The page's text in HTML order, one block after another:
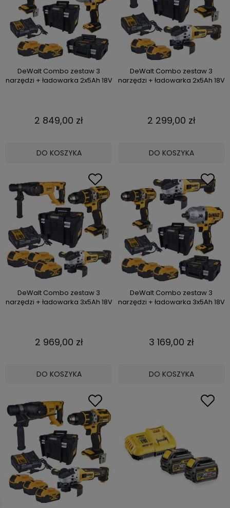
DeWalt Combo zestaw 3
narzędzi + ładowarka 2x5Ah 18V
2 849,00 zł
DO KOSZYKA
DeWalt Combo zestaw 3
narzędzi + ładowarka 2x5Ah 18V
2 299,00 zł
DO KOSZYKA
DeWalt Combo zestaw 3
narzędzi + ładowarka 3x5Ah 18V
2 969,00 zł
DO KOSZYKA
DeWalt Combo zestaw 3
narzędzi + ładowarka 3x5Ah 18V
3 169,00 zł
DO KOSZYKA